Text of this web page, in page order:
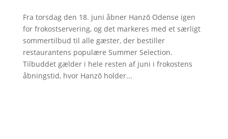
Fra torsdag den 18. juni åbner Hanzō Odense igen
for frokostservering, og det markeres med et særligt
sommertilbud til alle gæster, der bestiller
restaurantens populære Summer Selection.
Tilbuddet gælder i hele resten af juni i frokostens
åbningstid, hvor Hanzō holder...